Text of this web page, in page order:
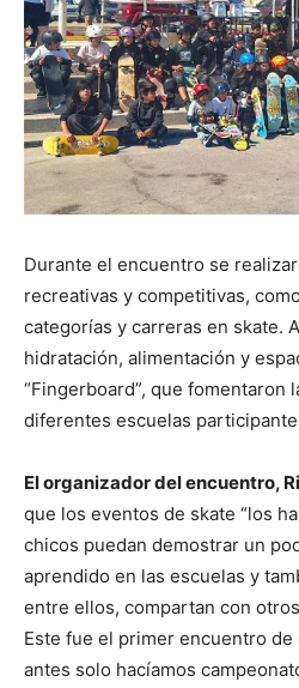
Durante el encuentro se
recreativas y competitivas,
categorías y carreras en skate.
hidratación, alimentación y
“Fingerboard”, que fomentaron
diferentes escuelas
El organizador del encuentro,
que los eventos de skate “los
chicos puedan demostrar un
aprendido en las escuelas y
entre ellos, compartan con
Este fue el primer encuentro
antes solo hacíamos